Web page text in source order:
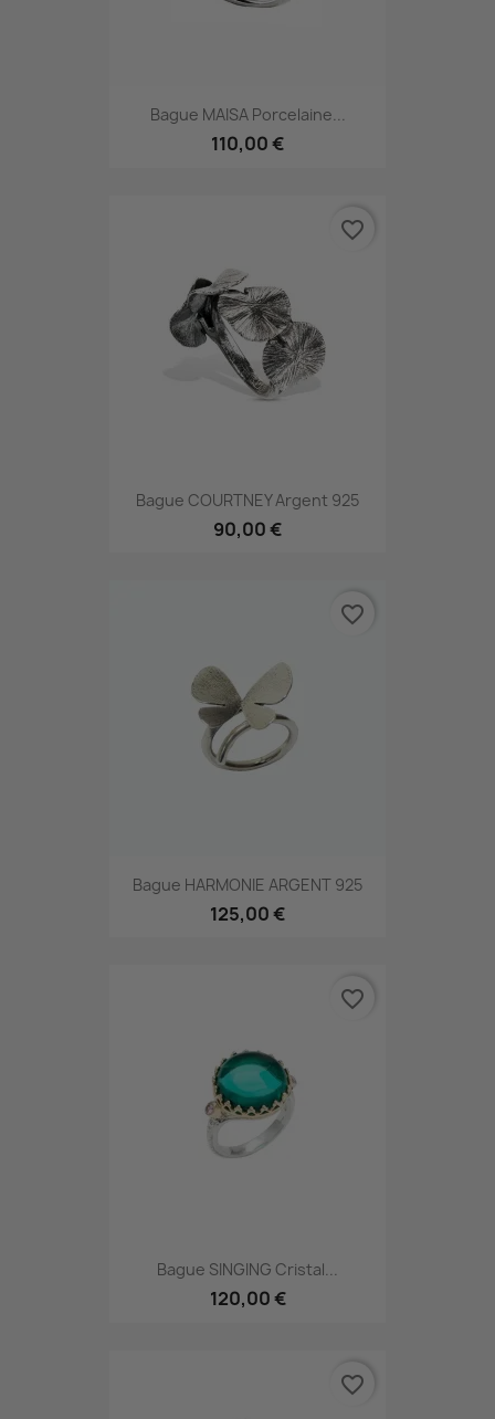
Bague MAISA Porcelaine...
110,00 €
Bague COURTNEY Argent 925
90,00 €
favorite_border
Bague HARMONIE ARGENT 925
125,00 €
favorite_border
Bague SINGING Cristal...
120,00 €
favorite_border
favorite_border